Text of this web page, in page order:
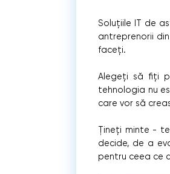
Soluțiile IT de
antreprenorii
faceți.
Alegeți să fiți
tehnologia nu
care vor să
Țineți minte -
decide, de a
pentru ceea ce